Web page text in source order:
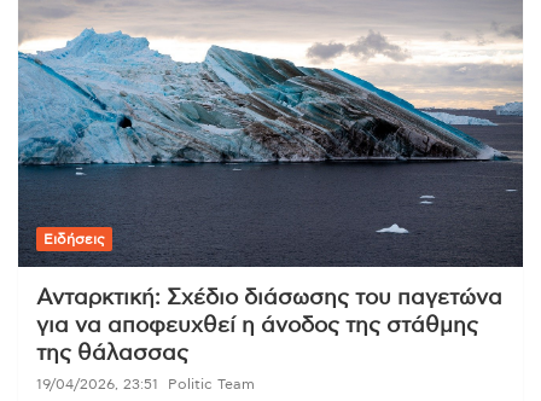
Ειδήσεις
Ανταρκτική: Σχέδιο διάσωσης του παγετώνα
για να αποφευχθεί η άνοδος της στάθμης
της θάλασσας
19/04/2026, 23:51 Politic Team